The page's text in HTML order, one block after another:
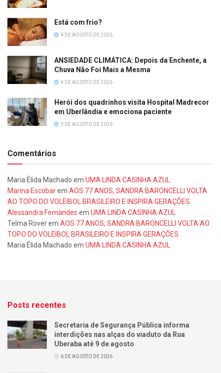
Está com frio?
4 DE AGOSTO DE 2026
ANSIEDADE CLIMÁTICA: Depois da Enchente, a
Chuva Não Foi Mais a Mesma
4 DE AGOSTO DE 2026
Herói dos quadrinhos visita Hospital Madrecor
em Uberlândia e emociona paciente
3 DE AGOSTO DE 2026
Comentários
Maria Élida Machado em UMA LINDA CASINHA AZUL
Marina Escobarem AOS 77 ANOS, SANDRA BARONCELLI VOLTA
AO TOPO DO VOLEIBOL BRASILEIRO E INSPIRA GERAÇÕES
Alessandra Fernandes em UMA LINDA CASINHA AZUL
Telma Roverem AOS 77 ANOS, SANDRA BARONCELLI VOLTA AO
TOPO DO VOLEIBOL BRASILEIRO E INSPIRA GERAÇÕES
Maria Élida Machado em UMA LINDA CASINHA AZUL
Posts recentes
Secretaria de Segurança Pública informa
interdições nas alças do viaduto da Rua
Uberaba até 9 de agosto
6 DE AGOSTO DE 2026